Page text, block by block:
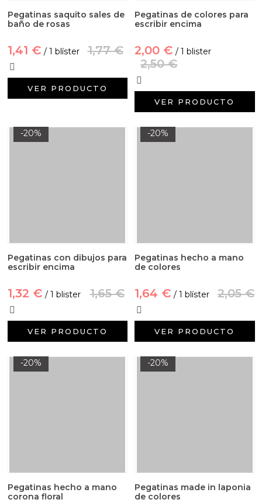
Pegatinas saquito sales de
baño de rosas
1,41 € / 1 blíster 1,77 €
VER PRODUCTO
Pegatinas de colores para
escribir encima
2,00 € / 1 blister
2,50 €
VER PRODUCTO
-20%
Pegatinas con dibujos para
escribir encima
1,32 € / 1 blister 1,65 €
VER PRODUCTO
-20%
Pegatinas hecho a mano
de colores
1,64 € / 1 blíster 2,05 €
VER PRODUCTO
-20%
Pegatinas hecho a mano
corona floral
-20%
Pegatinas made in laponia
de colores